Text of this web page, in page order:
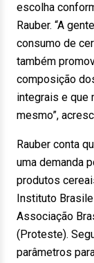
escolha
Rauber. “A
consumo de
também
composição
integrais e que
mesmo”,
Rauber conta
uma demanda
produtos
Instituto
Associação
(Proteste).
parâmetros